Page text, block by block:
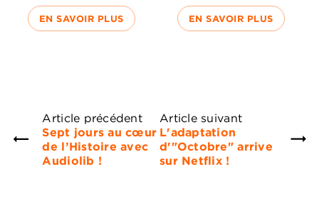
EN SAVOIR PLUS EN SAVOIR PLUS
Article précédent
Sept jours au cœur
de l’Histoire avec
Audiolib !
Article suivant
L'adaptation
d'"Octobre" arrive
sur Netflix !